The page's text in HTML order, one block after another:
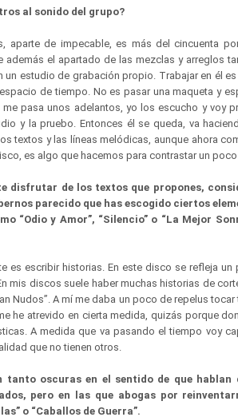
al sonido del grupo?
aparte de impecable, es más del cincuenta
el apartado de las mezclas y arreglos
estudio de grabación propio. Trabajar en él
de tiempo. No es pasar una maqueta y
pasa unos adelantos, yo los escucho y voy
y la pruebo. Entonces él se queda, va
textos y las líneas melódicas, aunque ahora
es algo que hacemos para contrastar un
disfrutar de los textos que propones,
parecido que has escogido ciertos
“Odio y Amor”, “Silencio” o “La Mejor
es escribir historias. En este disco se refleja
mis discos suele haber muchas historias de
Nudos”. A mí me daba un poco de repelus
he atrevido en cierta medida, quizás porque
A medida que va pasando el tiempo voy
que no tienen otros.
tanto oscuras en el sentido de que hablan
pero en las que abogas por
o “Caballos de Guerra”.